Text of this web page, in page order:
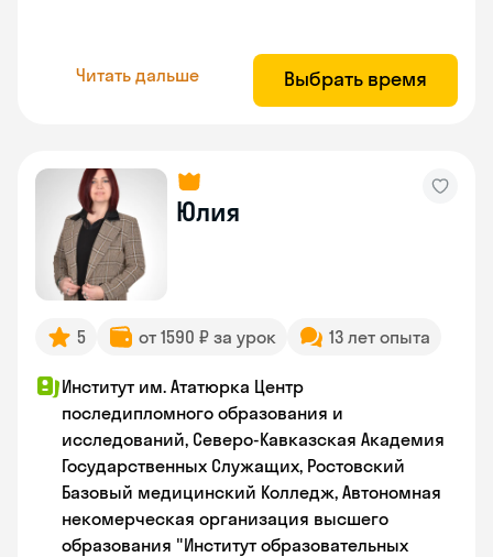
Читать дальше Выбрать время
Юлия
5 от 1590 ₽ за урок 13 лет опыта
Институт им. Ататюрка Центр
последипломного образования и
исследований, Северо-Кавказская Академия
Государственных Служащих, Ростовский
Базовый медицинский Колледж, Автономная
некомерческая организация высшего
образования "Институт образовательных